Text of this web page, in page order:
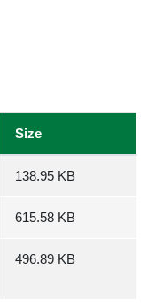
Size
138.95 KB
615.58 KB
496.89 KB